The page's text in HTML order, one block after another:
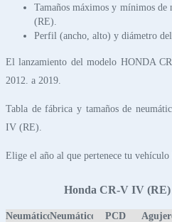
Tamaños máximos y mínimos
(RE).
Perfil (ancho, alto) y diámetro
El lanzamiento del modelo HONDA
2012. a 2019.
Tabla de fábrica y tamaños de
IV (RE).
Elige el año al que pertenece tu
Honda CR-V IV (RE)
NeumáticoNeumático
PCD